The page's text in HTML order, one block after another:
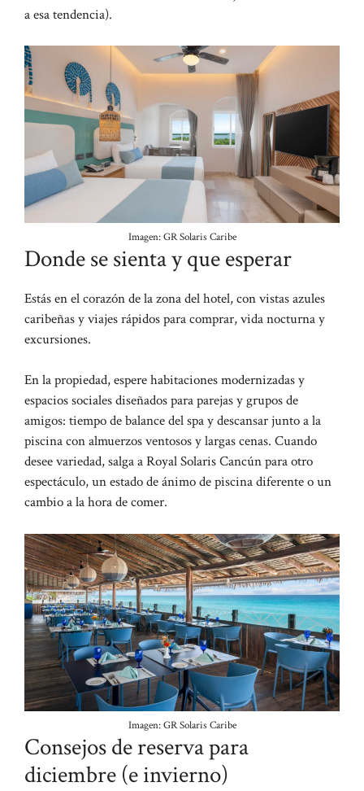
a esa tendencia).
Imagen: GR Solaris Caribe
Donde se sienta y que esperar
Estás en el corazón de la zona del hotel, con vistas azules
caribeñas y viajes rápidos para comprar, vida nocturna y
excursiones.
En la propiedad, espere habitaciones modernizadas y
espacios sociales diseñados para parejas y grupos de
amigos: tiempo de balance del spa y descansar junto a la
piscina con almuerzos ventosos y largas cenas. Cuando
desee variedad, salga a Royal Solaris Cancún para otro
espectáculo, un estado de ánimo de piscina diferente o un
cambio a la hora de comer.
Imagen: GR Solaris Caribe
Consejos de reserva para
diciembre (e invierno)